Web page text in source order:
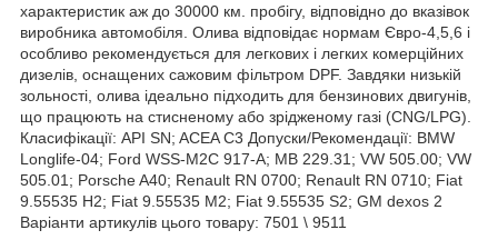
характеристик аж до 30000 км. пробігу, відповідно до вказівок
виробника автомобіля. Олива відповідає нормам Євро-4,5,6 і
особливо рекомендується для легкових і легких комерційних
дизелів, оснащених сажовим фільтром DPF. Завдяки низькій
зольності, олива ідеально підходить для бензинових двигунів,
що працюють на стисненому або зрідженому газі (CNG/LPG).
Класифікації: API SN; ACEA C3 Допуски/Рекомендації: BMW
Longlife-04; Ford WSS-M2C 917-A; MB 229.31; VW 505.00; VW
505.01; Porsche A40; Renault RN 0700; Renault RN 0710; Fiat
9.55535 H2; Fiat 9.55535 M2; Fiat 9.55535 S2; GM dexos 2
Варіанти артикулів цього товару: 7501 \ 9511